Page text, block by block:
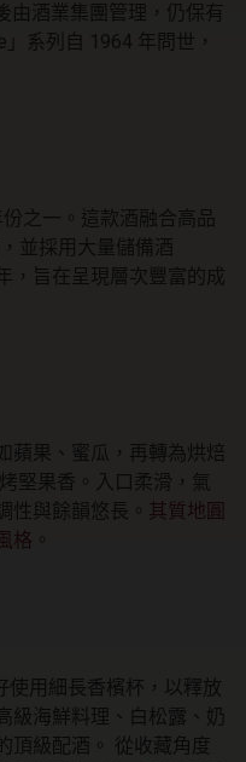
由酒業集團管理，仍保有
系列自 1964 年問世，
之一。這款酒融合高品
並採用大量儲備酒
，旨在呈現層次豐富的成
蘋果、蜜瓜，再轉為烘焙
堅果香。入口柔滑，氣
與餘韻悠長。 其質地圓
格
使用細長香檳杯，以釋放
級海鮮料理、白松露、奶
頂級配酒。 從收藏角度